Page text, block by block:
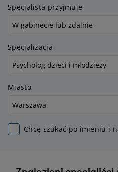
Specjalista przyjmuje
Specjalizacja
Miasto
Chcę szukać po imieniu i